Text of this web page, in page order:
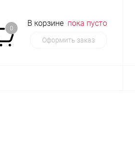
0
В корзине пока пусто
Оформить заказ